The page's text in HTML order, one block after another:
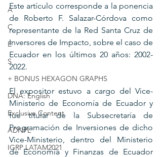
A
C
E
S
+ BONUS HEXAGON GRAPHS
DNA: English
Exclusive Content
ADNPL
IGRP LATAM2021
Este artículo corresponde a la ponencia
de Roberto F. Salazar-Córdova como
representante de la Red Santa Cruz de
Inversores de Impacto, sobre el caso de
Ecuador en los últimos 20 años: 2002-
2022.
El expositor estuvo a cargo del Vice-
Ministerio de Economía de Ecuador y
fue titular de la Subsecretaría de
Programación de Inversiones de dicho
Vice-Ministerio, dentro del Ministerio
de Economía y Finanzas de Ecuador